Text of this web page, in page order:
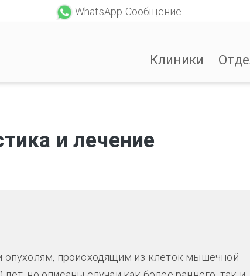
WhatsApp Сообщение
Клиники
и лечение
происходящим из клеток мышечной